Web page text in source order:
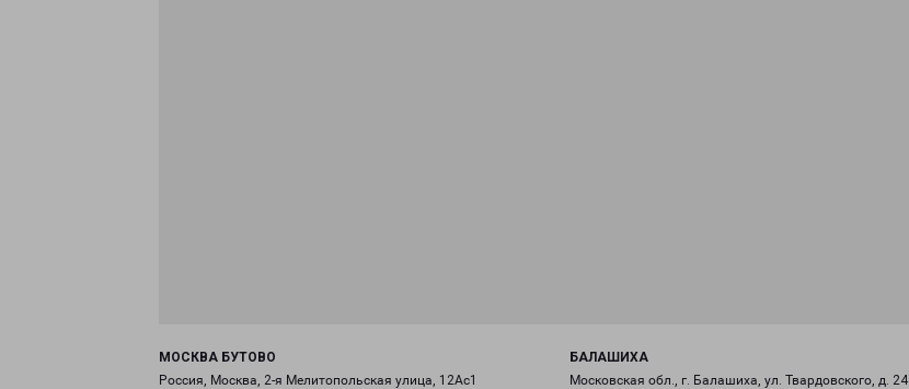
МОСКВА БУТОВО
Россия, Москва, 2-я Мелитопольская улица, 12Ас1
БАЛАШИХА
Московская обл., г. Балашиха, ул. Твардовского, д. 24